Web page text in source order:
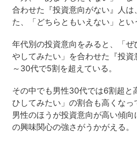
合わせた『投資意向がない』人は
た、「どちらともいえない」とい
年代別の投資意向をみると、「
やしてみたい」を合わせた『投
～30代で5割を超えている。
その中でも男性30代では6割超と
ひしてみたい」の割合も高くな
男性のほうが投資意向が高い傾
の興味関心の強さがうかがえる。